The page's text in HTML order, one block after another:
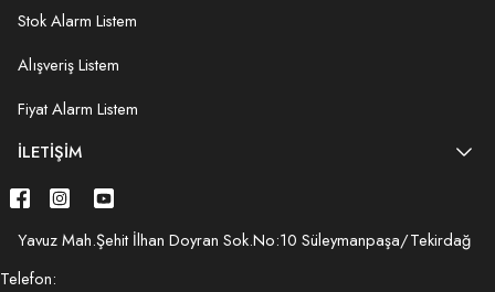
Stok Alarm Listem
Alışveriş Listem
Fiyat Alarm Listem
İLETIŞIM
Yavuz Mah.Şehit İlhan Doyran Sok.No:10 Süleymanpaşa/Tekirdağ
Telefon: